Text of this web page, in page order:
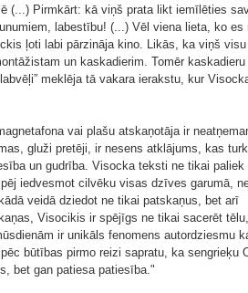
(...) Pirmkārt: kā viņš prata likt iemīlēties
labestību! (...) Vēl viena lieta, ko es
ļoti labi pārzināja kino. Likās, ka viņš
un kaskadierim. Tomēr kaskadieru
meklēja tā vakara ierakstu, kur
vai plašu atskaņotāja ir
gluži pretēji, ir nesens atklājums, kas
un gudrība. Visocka teksti ne tikai paliek
iedvesmot cilvēku visas dzīves garumā,
veidā dziedot ne tikai patskaņus, bet arī
Visocikis ir spējīgs ne tikai sacerēt
ir unikāls fenomens autordziesmu
būtības pirmo reizi sapratu, ka sengrieķu
bet gan patiesa patiesība."